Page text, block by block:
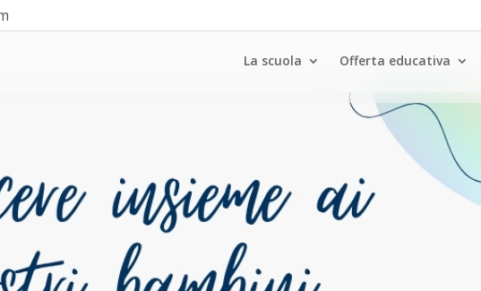
La scuola Offerta educativa